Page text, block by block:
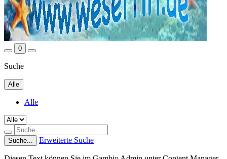
0
Suche
Alle
Alle
Suche... Erweiterte Suche